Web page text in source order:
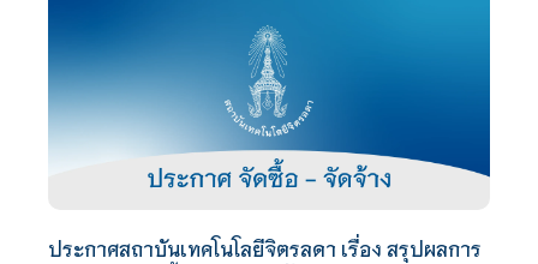
ประกาศสถาบันเทคโนโลยีจิตรลดา เรื่อง สรุปผลการ